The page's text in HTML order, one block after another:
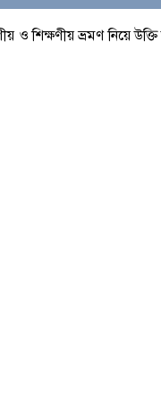
ও শিক্ষণীয় ভ্রমণ নিয়ে